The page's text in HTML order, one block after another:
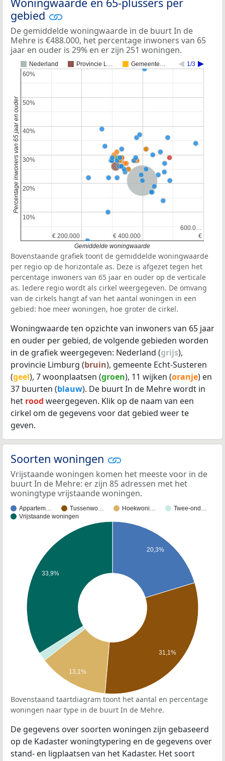
gebied
De gemiddelde woningwaarde in de buurt In de
Mehre is €488.000, het percentage inwoners van 65
jaar en ouder is 29% en er zijn 251 woningen.
Nederland Provincie L… Gemeente… 1/3
Nederland
€ 200.000
€ 200.000 € 400.000
€ 400.000 €
€
600.0…
600.0…
10%
10%
20%
20%
30%
30%
40%
40%
50%
50%
60%
60%
Gemiddelde woningwaarde
Percentage inwoners van 65 jaar en ouder
Bovenstaande grafiek toont de gemiddelde woningwaarde
per regio op de horizontale as. Deze is afgezet tegen het
percentage inwoners van 65 jaar en ouder op de verticale
as. Iedere regio wordt als cirkel weergegeven. De omvang
van de cirkels hangt af van het aantal woningen in een
gebied: hoe meer woningen, hoe groter de cirkel.
Woningwaarde ten opzichte van inwoners van 65 jaar
en ouder per gebied, de volgende gebieden worden
in de grafiek weergegeven: Nederland (grijs),
provincie Limburg (bruin), gemeente Echt-Susteren
(geel), 7 woonplaatsen (groen), 11 wijken (oranje) en
37 buurten (blauw). De buurt In de Mehre wordt in
het rood weergegeven. Klik op de naam van een
cirkel om de gegevens voor dat gebied weer te
geven.
Soorten woningen
Vrijstaande woningen komen het meeste voor in de
buurt In de Mehre: er zijn 85 adressen met het
woningtype vrijstaande woningen.
Appartem… Tussenwo… Hoekwoni…
Twee-ond…
Vrijstaande woningen
20,3%
33,9%
13,1%
31,1%
Bovenstaand taartdiagram toont het aantal en percentage
woningen naar type in de buurt In de Mehre.
De gegevens over soorten woningen zijn gebaseerd
op de Kadaster woningtypering en de gegevens over
stand- en ligplaatsen van het Kadaster. Het soort